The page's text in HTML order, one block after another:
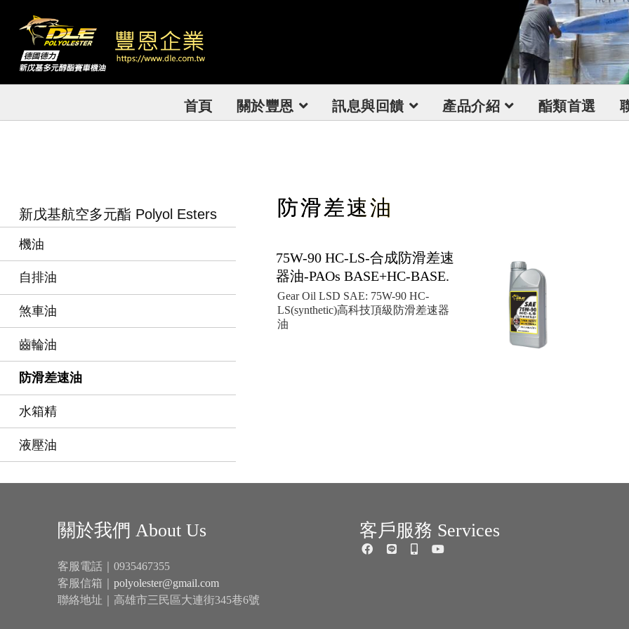
首頁 關於豐恩 訊息與回饋 產品介紹 酯類首選
新戊基航空多元酯 Polyol Esters
機油
自排油
煞車油
齒輪油
防滑差速油
水箱精
液壓油
防滑差速油
75W-90 HC-LS-合成防滑差速
器油-PAOs BASE+HC-BASE.
Gear Oil LSD SAE: 75W-90 HC-
LS(synthetic)高科技頂級防滑差速器
油
關於我們 About Us
客服電話｜0935467355
客服信箱｜polyolester@gmail.com
聯絡地址｜高雄市三民區大連街345巷6號
客戶服務 Services